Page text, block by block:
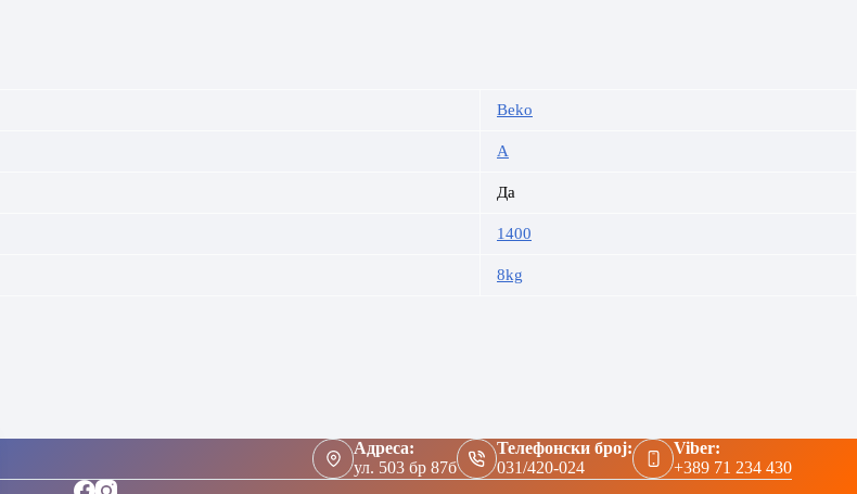
Beko
A
Да
1400
8kg
Адреса:
ул. 503 бр 87б
Телефонски број:
031/420-024
Viber:
+389 71 234 430